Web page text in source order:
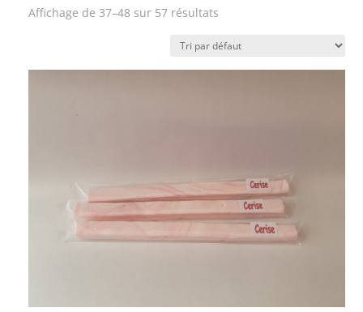
Affichage de 37–48 sur 57 résultats